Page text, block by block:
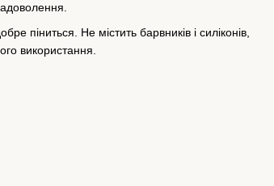
піниться. Не містить барвників і силіконів,
використання.